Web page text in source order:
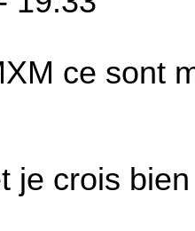
ce sont
je crois